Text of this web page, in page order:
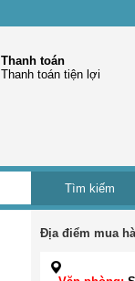
Thanh toán
Thanh toán tiện lợi
Địa điểm mua